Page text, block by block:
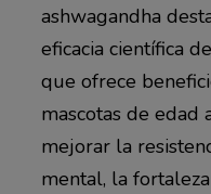
ashwagandha
eficacia científica
que ofrece
mascotas de edad
mejorar la
mental, la